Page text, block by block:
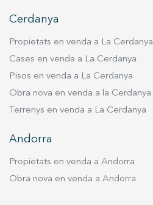
Cerdanya
Propietats en venda a La Cerdanya
Cases en venda a La Cerdanya
Pisos en venda a La Cerdanya
Obra nova en venda a la Cerdanya
Terrenys en venda a La Cerdanya
Andorra
Propietats en venda a Andorra
Obra nova en venda a Andorra